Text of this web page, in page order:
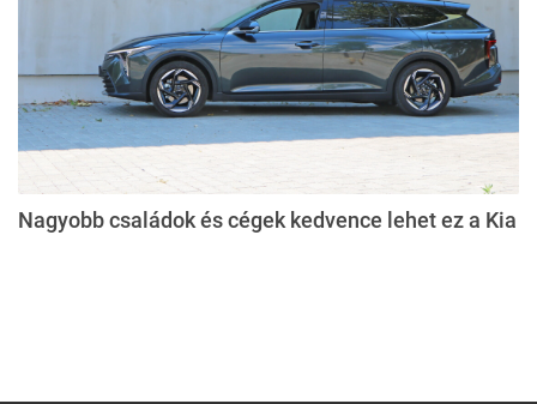
Nagyobb családok és cégek kedvence lehet ez a Kia